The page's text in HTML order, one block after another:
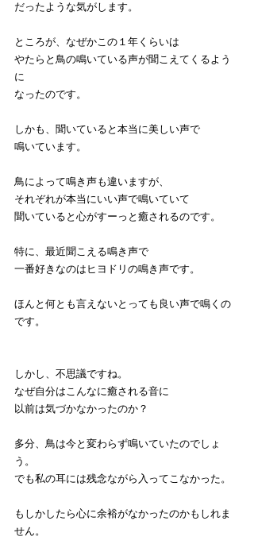
だったような気がします。
ところが、なぜかこの１年くらいは
やたらと鳥の鳴いている声が聞こえてくるよう
に
なったのです。
しかも、聞いていると本当に美しい声で
鳴いています。
鳥によって鳴き声も違いますが、
それぞれが本当にいい声で鳴いていて
聞いていると心がすーっと癒されるのです。
特に、最近聞こえる鳴き声で
一番好きなのはヒヨドリの鳴き声です。
ほんと何とも言えないとっても良い声で鳴くの
です。
しかし、不思議ですね。
なぜ自分はこんなに癒される音に
以前は気づかなかったのか？
多分、鳥は今と変わらず鳴いていたのでしょ
う。
でも私の耳には残念ながら入ってこなかった。
もしかしたら心に余裕がなかったのかもしれま
せん。